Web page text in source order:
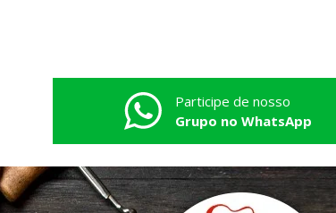
Participe de nosso
Grupo no WhatsApp